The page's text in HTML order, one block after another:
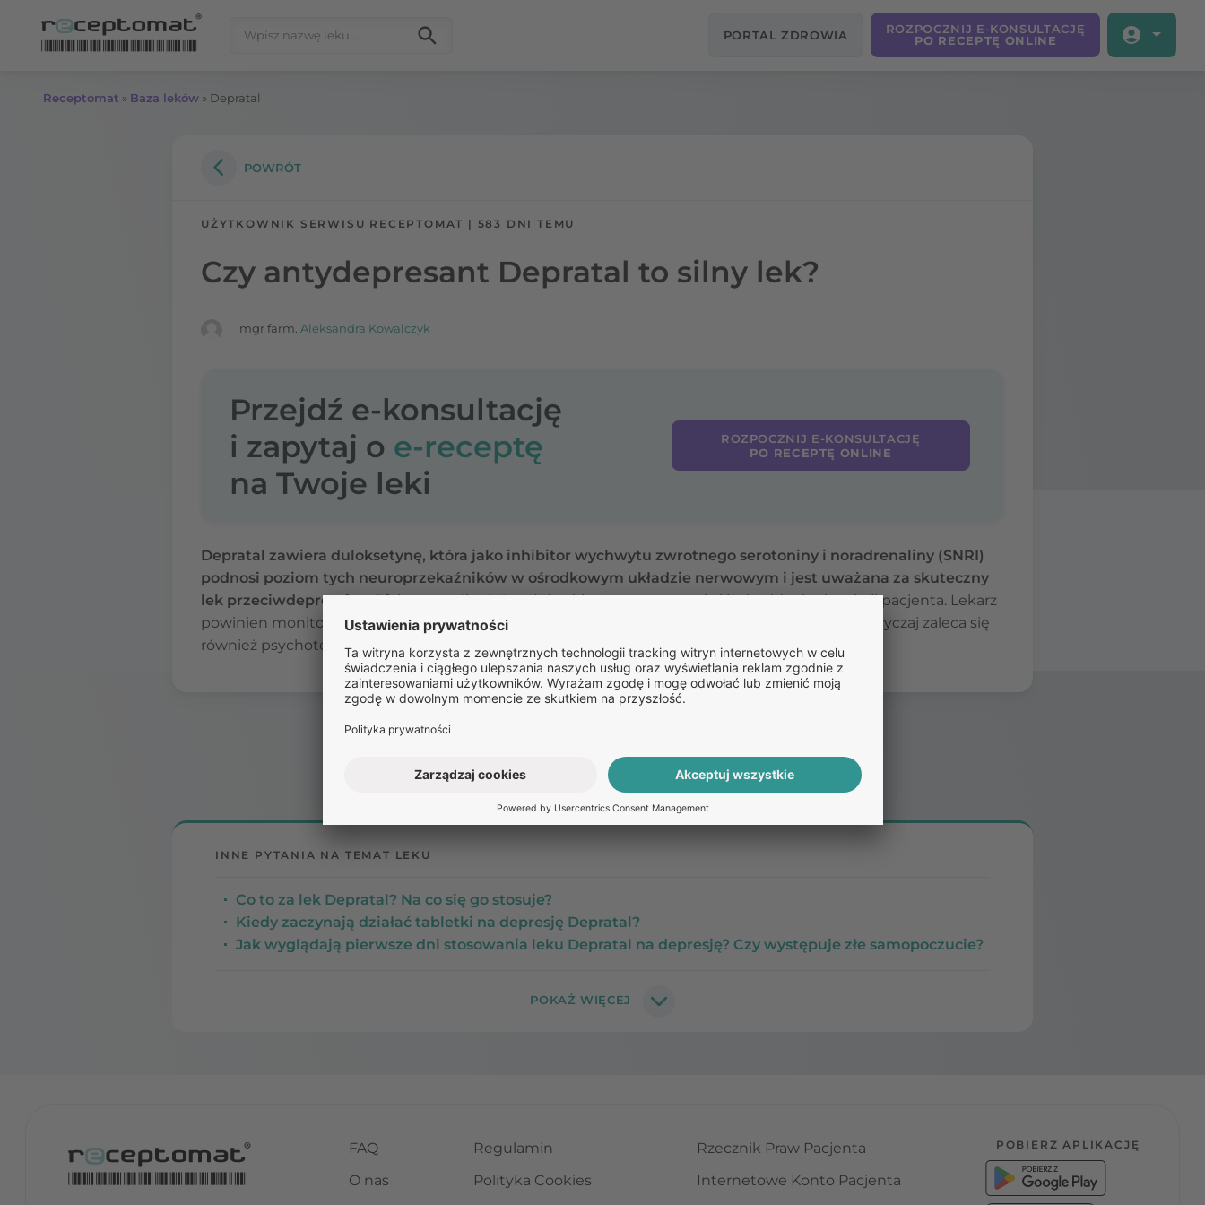
PORTAL ZDROWIA
ROZPOCZNIJ E-KONSULTACJĘ
PO RECEPTĘ ONLINE
Receptomat » Baza leków » Depratal
POWRÓT
UŻYTKOWNIK SERWISU RECEPTOMAT | 583 DNI TEMU
Czy antydepresant Depratal to silny lek?
mgr farm. Aleksandra Kowalczyk
Przejdź e-konsultację
i zapytaj o e-receptę
na Twoje leki
ROZPOCZNIJ E-KONSULTACJĘ
PO RECEPTĘ ONLINE
Depratal zawiera duloksetynę, która jako inhibitor wychwytu zwrotnego serotoniny i noradrenaliny (SNRI)
podnosi poziom tych neuroprzekaźników w ośrodkowym układzie nerwowym i jest uważana za skuteczny
lek przeciwdepresyjny.Efekty terapii zależą od dawki, czasu stosowania i indywidualnej reakcji pacjenta. Lekarz
powinien monitorować przebieg leczenia i w razie potrzeby modyfikować schemat terapii. Zazwyczaj zaleca się
również psychoterapię.
Pozostałepytania:
INNE PYTANIA NA TEMAT LEKU
Co to za lek Depratal? Na co się go stosuje?
Kiedy zaczynają działać tabletki na depresję Depratal?
Jak wyglądają pierwsze dni stosowania leku Depratal na depresję? Czy występuje złe samopoczucie?
FAQ
O nas
Regulamin
Polityka Cookies
Rzecznik Praw Pacjenta
Internetowe Konto Pacjenta
POBIERZ APLIKACJĘ